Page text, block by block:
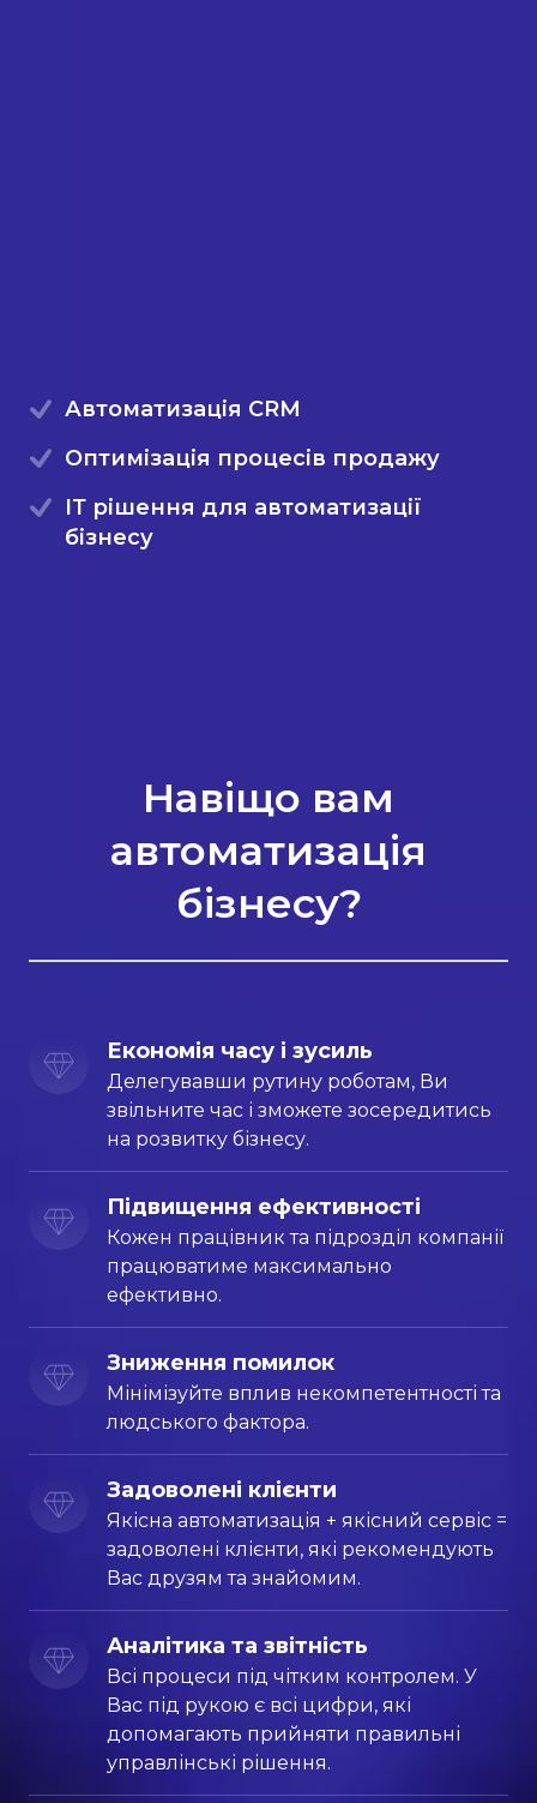
Автоматизація CRM
Оптимізація процесів продажу
ІТ рішення для автоматизації
бізнесу
Навіщо вам
автоматизація
бізнесу?
Економія часу і зусиль
Делегувавши рутину роботам, Ви
звільните час і зможете зосередитись
на розвитку бізнесу.
Підвищення ефективності
Кожен працівник та підрозділ компанії
працюватиме максимально
ефективно.
Зниження помилок
Мінімізуйте вплив некомпетентності та
людського фактора.
Задоволені клієнти
Якісна автоматизація + якісний сервіс =
задоволені клієнти, які рекомендують
Вас друзям та знайомим.
Аналітика та звітність
Всі процеси під чітким контролем. У
Вас під рукою є всі цифри, які
допомагають прийняти правильні
управлінські рішення.